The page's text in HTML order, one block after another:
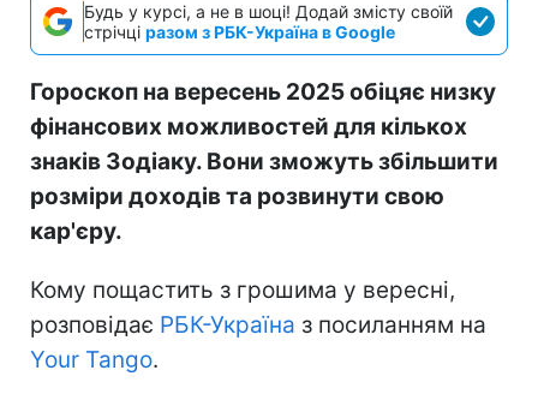
Будь у курсі, а не в шоці! Додай змісту своїй
стрічці разом з РБК-Україна в Google
Гороскоп на вересень 2025 обіцяє низку
фінансових можливостей для кількох
знаків Зодіаку. Вони зможуть збільшити
розміри доходів та розвинути свою
кар'єру.
Кому пощастить з грошима у вересні,
розповідає РБК-Україна з посиланням на
Your Tango.